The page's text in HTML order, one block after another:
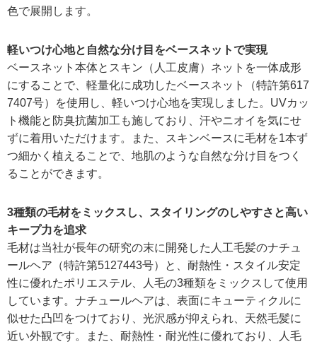
色で展開します。
軽いつけ心地と自然な分け目をベースネットで実現
ベースネット本体とスキン（人工皮膚）ネットを一体成形
にすることで、軽量化に成功したベースネット（特許第617
7407号）を使用し、軽いつけ心地を実現しました。UVカッ
ト機能と防臭抗菌加工も施しており、汗やニオイを気にせ
ずに着用いただけます。また、スキンベースに毛材を1本ず
つ細かく植えることで、地肌のような自然な分け目をつく
ることができます。
3種類の毛材をミックスし、スタイリングのしやすさと高い
キープ力を追求
毛材は当社が長年の研究の末に開発した人工毛髪のナチュ
ールヘア（特許第5127443号）と、耐熱性・スタイル安定
性に優れたポリエステル、人毛の3種類をミックスして使用
しています。ナチュールヘアは、表面にキューティクルに
似せた凸凹をつけており、光沢感が抑えられ、天然毛髪に
近い外観です。また、耐熱性・耐光性に優れており、人毛